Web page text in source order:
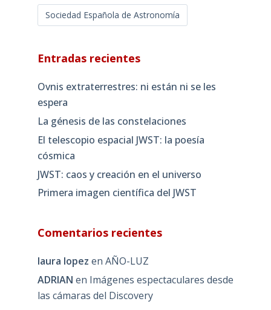
Sociedad Española de Astronomía
Entradas recientes
Ovnis extraterrestres: ni están ni se les
espera
La génesis de las constelaciones
El telescopio espacial JWST: la poesía
cósmica
JWST: caos y creación en el universo
Primera imagen científica del JWST
Comentarios recientes
laura lopez en AÑO-LUZ
ADRIAN en Imágenes espectaculares desde
las cámaras del Discovery